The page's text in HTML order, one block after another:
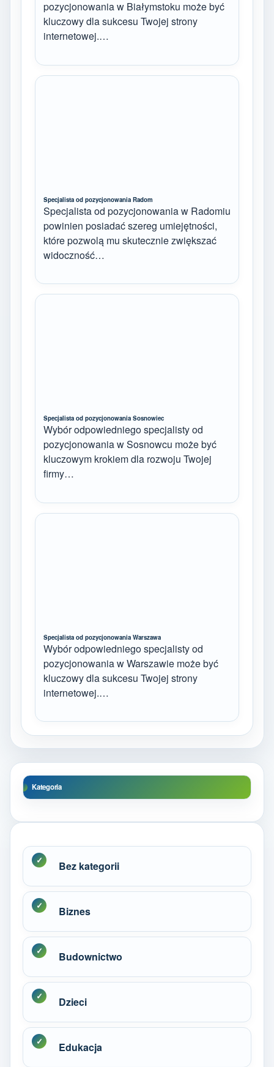
pozycjonowania w Białymstoku może być
kluczowy dla sukcesu Twojej strony
internetowej.…
Specjalista od pozycjonowania Radom
Specjalista od pozycjonowania w Radomiu
powinien posiadać szereg umiejętności,
które pozwolą mu skutecznie zwiększać
widoczność…
Specjalista od pozycjonowania Sosnowiec
Wybór odpowiedniego specjalisty od
pozycjonowania w Sosnowcu może być
kluczowym krokiem dla rozwoju Twojej
firmy…
Specjalista od pozycjonowania Warszawa
Wybór odpowiedniego specjalisty od
pozycjonowania w Warszawie może być
kluczowy dla sukcesu Twojej strony
internetowej.…
Kategoria
Bez kategorii
Biznes
Budownictwo
Dzieci
Edukacja